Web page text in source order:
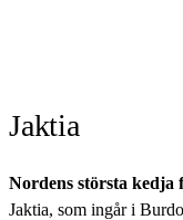
Jaktia
Nordens största
Jaktia, som ingår i